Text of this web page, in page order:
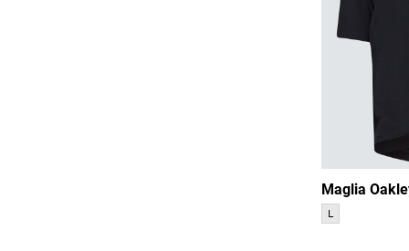
Maglia
Maglia Oakley
L